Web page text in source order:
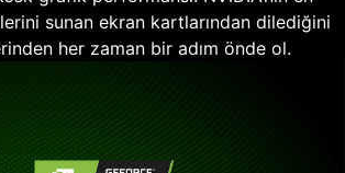
sunan ekran kartlarından dilediğini
her zaman bir adım önde ol.